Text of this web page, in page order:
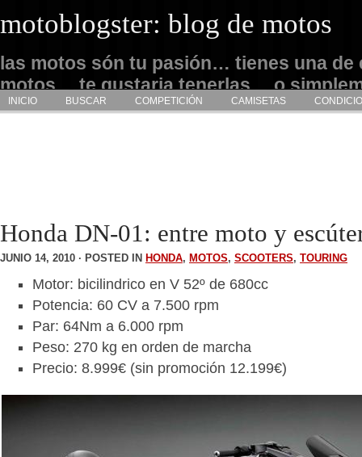
motoblogster: blog de motos
las motos són tu pasión… tienes una de
motos… te gustaria tenerlas… o
admirarlas… este es tu sitio
INICIO BUSCAR COMPETICIÓN CAMISETAS
Honda DN-01: entre moto y
JUNIO 14, 2010 · POSTED IN HONDA, MOTOS, SCOOTERS, TOURING
Motor: bicilindrico en V 52º de 680cc
Potencia: 60 CV a 7.500 rpm
Par: 64Nm a 6.000 rpm
Peso: 270 kg en orden de marcha
Precio: 8.999€ (sin promoción 12.199€)